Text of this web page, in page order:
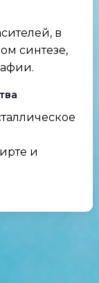
в
синтезе,
и